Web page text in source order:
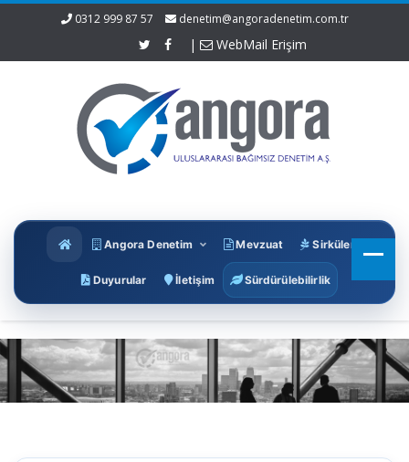
0312 999 87 57 denetim@angoradenetim.com.tr
| WebMail Erişim
Angora Denetim Mevzuat Sirküler
Duyurular İletişim Sürdürülebilirlik